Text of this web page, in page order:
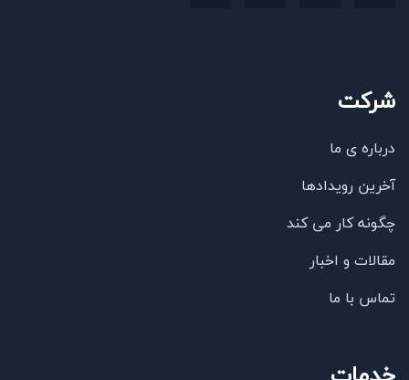
شرکت
درباره ی ما
آخرین رویدادها
چگونه کار می کند
مقالات و اخبار
تماس با ما